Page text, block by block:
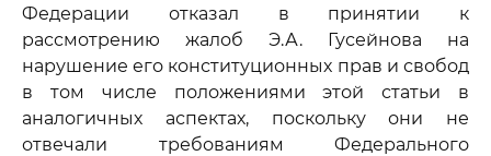
Федерации отказал в принятии к
рассмотрению жалоб Э.А. Гусейнова на
нарушение его конституционных прав и свобод
в том числе положениями этой статьи в
аналогичных аспектах, поскольку они не
отвечали требованиям Федерального